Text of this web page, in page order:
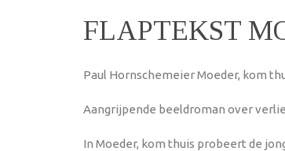
FLAPTEKST
Paul Hornschemeier Moeder, kom
Aangrijpende beeldroman over
In Moeder, kom thuis probeert de